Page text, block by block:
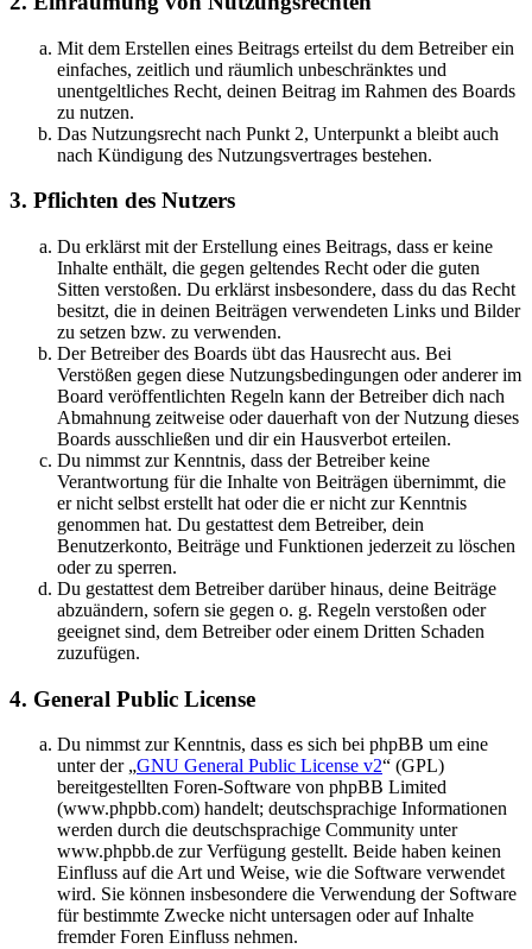
Mit dem Erstellen eines Beitrags erteilst du dem Betreiber ein
einfaches, zeitlich und räumlich unbeschränktes und
unentgeltliches Recht, deinen Beitrag im Rahmen des Boards
zu nutzen.
Das Nutzungsrecht nach Punkt 2, Unterpunkt a bleibt auch
nach Kündigung des Nutzungsvertrages bestehen.
3. Pflichten des Nutzers
Du erklärst mit der Erstellung eines Beitrags, dass er keine
Inhalte enthält, die gegen geltendes Recht oder die guten
Sitten verstoßen. Du erklärst insbesondere, dass du das Recht
besitzt, die in deinen Beiträgen verwendeten Links und Bilder
zu setzen bzw. zu verwenden.
Der Betreiber des Boards übt das Hausrecht aus. Bei
Verstößen gegen diese Nutzungsbedingungen oder anderer im
Board veröffentlichten Regeln kann der Betreiber dich nach
Abmahnung zeitweise oder dauerhaft von der Nutzung dieses
Boards ausschließen und dir ein Hausverbot erteilen.
Du nimmst zur Kenntnis, dass der Betreiber keine
Verantwortung für die Inhalte von Beiträgen übernimmt, die
er nicht selbst erstellt hat oder die er nicht zur Kenntnis
genommen hat. Du gestattest dem Betreiber, dein
Benutzerkonto, Beiträge und Funktionen jederzeit zu löschen
oder zu sperren.
Du gestattest dem Betreiber darüber hinaus, deine Beiträge
abzuändern, sofern sie gegen o. g. Regeln verstoßen oder
geeignet sind, dem Betreiber oder einem Dritten Schaden
zuzufügen.
4. General Public License
Du nimmst zur Kenntnis, dass es sich bei phpBB um eine
unter der „GNU General Public License v2“ (GPL)
bereitgestellten Foren-Software von phpBB Limited
(www.phpbb.com) handelt; deutschsprachige Informationen
werden durch die deutschsprachige Community unter
www.phpbb.de zur Verfügung gestellt. Beide haben keinen
Einfluss auf die Art und Weise, wie die Software verwendet
wird. Sie können insbesondere die Verwendung der Software
für bestimmte Zwecke nicht untersagen oder auf Inhalte
fremder Foren Einfluss nehmen.